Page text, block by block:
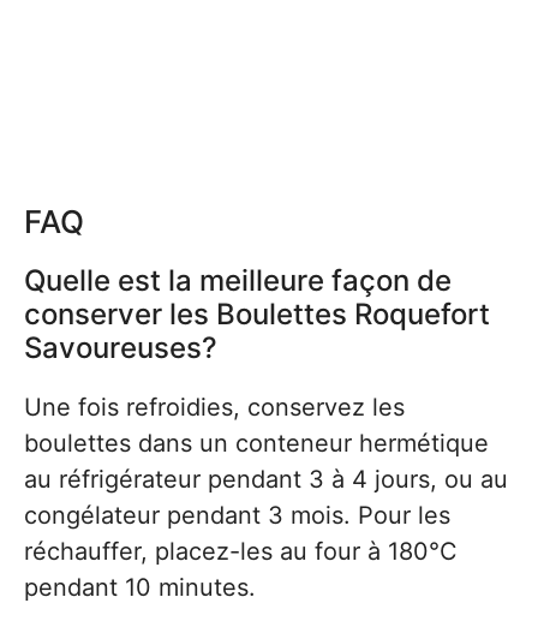
FAQ
Quelle est la meilleure façon de
conserver les Boulettes Roquefort
Savoureuses?
Une fois refroidies, conservez les
boulettes dans un conteneur hermétique
au réfrigérateur pendant 3 à 4 jours, ou au
congélateur pendant 3 mois. Pour les
réchauffer, placez-les au four à 180°C
pendant 10 minutes.